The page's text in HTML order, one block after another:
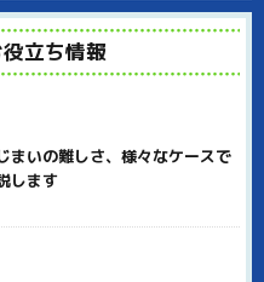
立ち情報
まいの難しさ、様々なケースで
します